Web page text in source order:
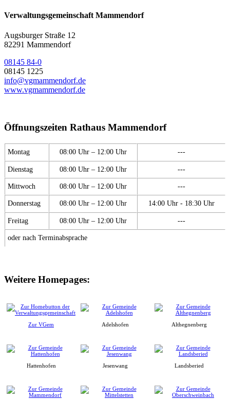
Verwaltungsgemeinschaft Mammendorf
Augsburger Straße 12
82291 Mammendorf
08145 84-0
08145 1225
info@vgmammendorf.de
www.vgmammendorf.de
Öffnungszeiten Rathaus Mammendorf
Montag 08:00 Uhr – 12:00 Uhr ---
Dienstag 08:00 Uhr – 12:00 Uhr ---
Mittwoch 08:00 Uhr – 12:00 Uhr ---
Donnerstag 08:00 Uhr – 12:00 Uhr 14:00 Uhr - 18:30 Uhr
Freitag 08:00 Uhr – 12:00 Uhr ---
oder nach Terminabsprache
Weitere Homepages:
Zur VGem Adelshofen Althegnenberg
Hattenhofen Jesenwang Landsberied